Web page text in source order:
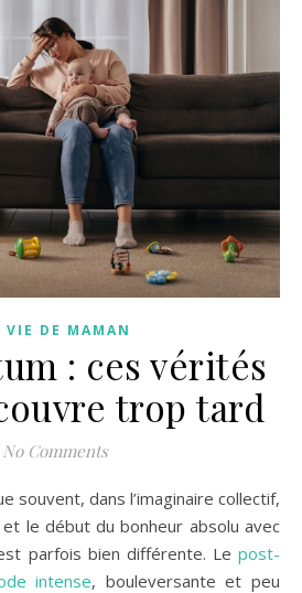
VIE DE MAMAN
: ces vérités
trop tard
No Comments
le début du bonheur absolu avec
parfois bien différente. Le post-
intense, bouleversante et peu